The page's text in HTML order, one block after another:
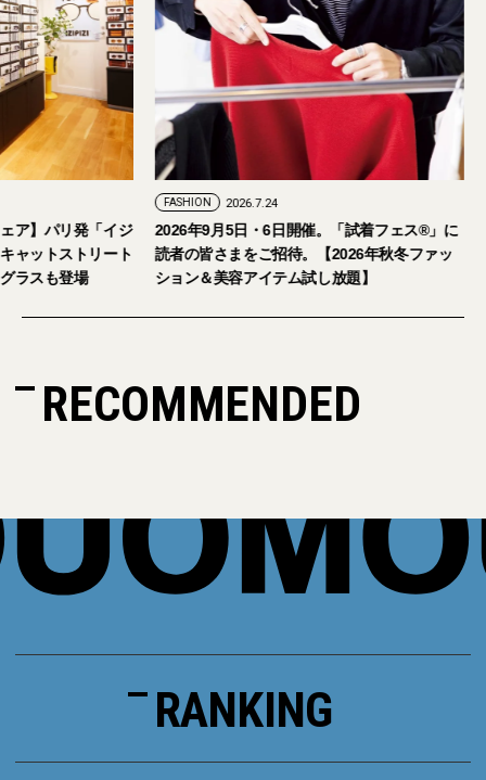
ア】パリ発「イジ
ャットストリート
ラスも登場
FASHION 2026.7.24
2026年9月5日・6日開催。「試着フェス®︎」に
読者の皆さまをご招待。【2026年秋冬ファッ
ション＆美容アイテム試し放題】
RECOMMENDED
RANKING